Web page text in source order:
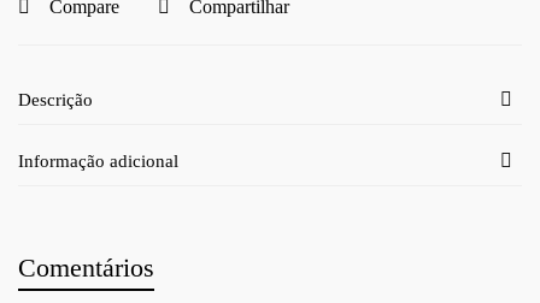
Compare Compartilhar
Descrição
Informação adicional
Comentários